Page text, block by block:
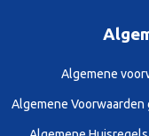
Algemene
Algemene